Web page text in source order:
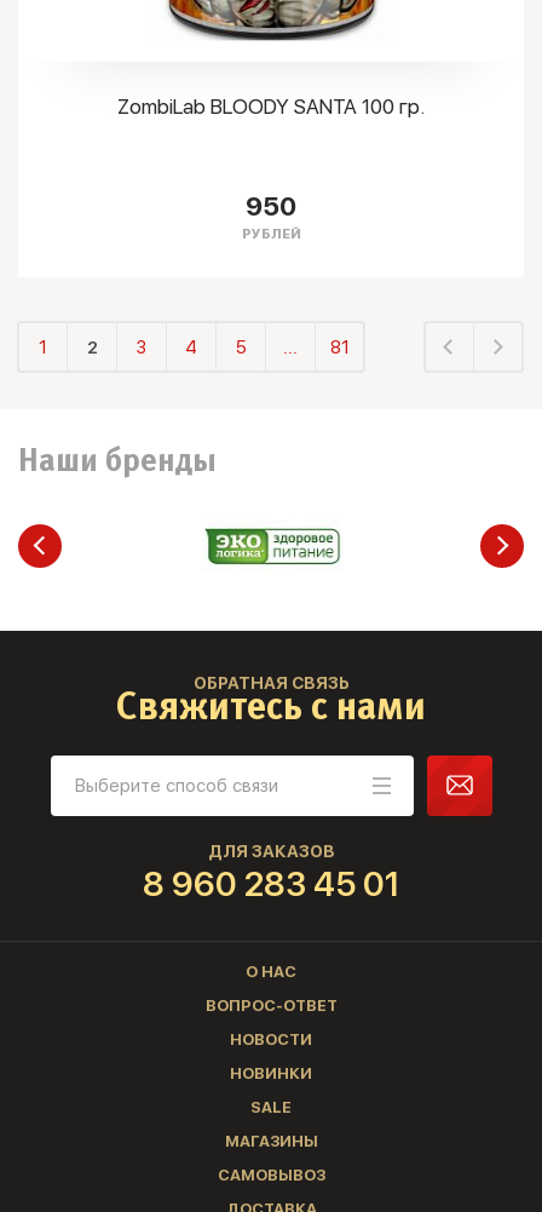
ZombiLab BLOODY SANTA 100 гр.
950
РУБЛЕЙ
1 2 3 4 5 ... 81
Наши бренды
ОБРАТНАЯ СВЯЗЬ
Свяжитесь с нами
ДЛЯ ЗАКАЗОВ
8 960 283 45 01
О НАС
ВОПРОС-ОТВЕТ
НОВОСТИ
НОВИНКИ
SALE
МАГАЗИНЫ
САМОВЫВОЗ